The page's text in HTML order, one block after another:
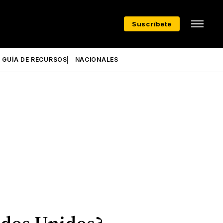
Suscríbete
GUÍA DE RECURSOS NACIONALES